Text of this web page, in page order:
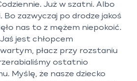
Już w szatni. Albo
Bo zazwyczaj po drodze jakoś
nas to z mężem niepokoić.
jest chłopcem
płacz przy rozstaniu
ostatnio
Myślę, że nasze dziecko